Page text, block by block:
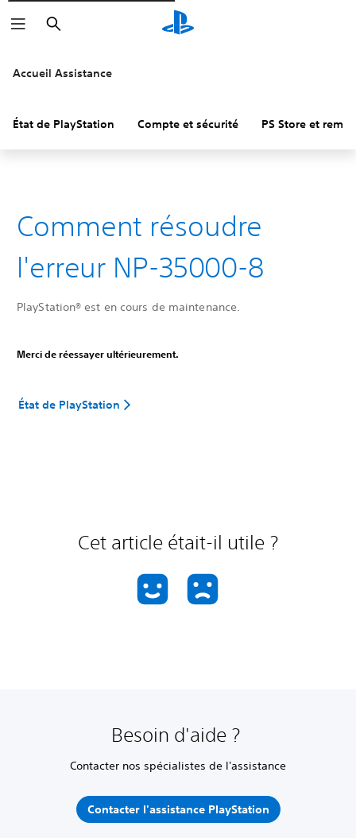
Rechercher
Accueil Assistance
État de PlayStation Compte et sécurité PS Store et
Comment résoudre
l'erreur NP-35000-8
PlayStation® est en cours de maintenance.
Merci de réessayer ultérieurement.
État de PlayStation
Cet article était-il utile ?
Besoin d'aide ?
Contacter nos spécialistes de l'assistance
Contacter l'assistance PlayStation